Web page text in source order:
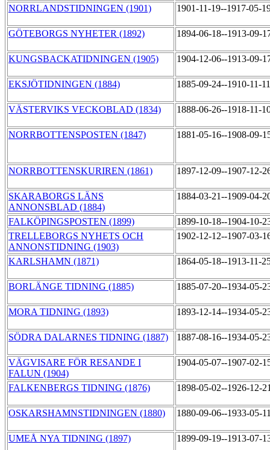
NORRLANDSTIDNINGEN (1901) 1901-11-19--1917-05-
GÖTEBORGS NYHETER (1892) 1894-06-18--1913-09-
KUNGSBACKATIDNINGEN (1905) 1904-12-06--1913-09-
EKSJÖTIDNINGEN (1884) 1885-09-24--1910-11-
VÄSTERVIKS VECKOBLAD (1834) 1888-06-26--1918-11-
NORRBOTTENSPOSTEN (1847) 1881-05-16--1908-09-
NORRBOTTENSKURIREN (1861) 1897-12-09--1907-12-
SKARABORGS LÄNS
ANNONSBLAD (1884)
1884-03-21--1909-04-
FALKÖPINGSPOSTEN (1899)
1899-10-18--1904-10-
TRELLEBORGS NYHETS OCH
ANNONSTIDNING (1903)
1902-12-12--1907-03-
KARLSHAMN (1871) 1864-05-18--1913-11-
BORLÄNGE TIDNING (1885) 1885-07-20--1934-05-
MORA TIDNING (1893) 1893-12-14--1934-05-
SÖDRA DALARNES TIDNING (1887) 1887-08-16--1934-05-
VÄGVISARE FÖR RESANDE I
FALUN (1904)
1904-05-07--1907-02-
FALKENBERGS TIDNING (1876) 1898-05-02--1926-12-
OSKARSHAMNSTIDNINGEN (1880) 1880-09-06--1933-05-
UMEÅ NYA TIDNING (1897) 1899-09-19--1913-07-